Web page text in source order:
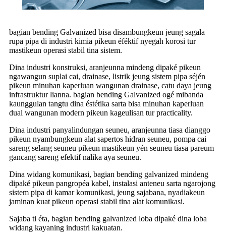
bagian bending Galvanized bisa disambungkeun jeung sagala
rupa pipa di industri kimia pikeun éféktif nyegah korosi tur
mastikeun operasi stabil tina sistem.
Dina industri konstruksi, aranjeunna mindeng dipaké pikeun
ngawangun suplai cai, drainase, listrik jeung sistem pipa séjén
pikeun minuhan kaperluan wangunan drainase, catu daya jeung
infrastruktur lianna. bagian bending Galvanized ogé mibanda
kaunggulan tangtu dina éstétika sarta bisa minuhan kaperluan
dual wangunan modern pikeun kageulisan tur practicality.
Dina industri panyalindungan seuneu, aranjeunna tiasa dianggo
pikeun nyambungkeun alat sapertos hidran seuneu, pompa cai
sareng selang seuneu pikeun mastikeun yén seuneu tiasa pareum
gancang sareng efektif nalika aya seuneu.
Dina widang komunikasi, bagian bending galvanized mindeng
dipaké pikeun pangropéa kabel, instalasi anteneu sarta ngarojong
sistem pipa di kamar komunikasi, jeung sajabana, nyadiakeun
jaminan kuat pikeun operasi stabil tina alat komunikasi.
Sajaba ti éta, bagian bending galvanized loba dipaké dina loba
widang kayaning industri kakuatan.